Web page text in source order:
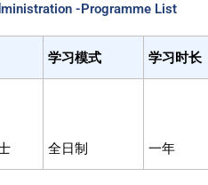
-Programme List
学习模式 学习时长
全日制 一年